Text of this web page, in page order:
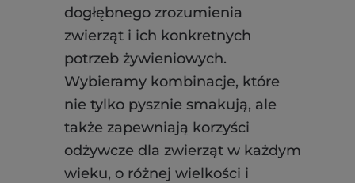
dogłębnego zrozumienia
zwierząt i ich konkretnych
potrzeb żywieniowych.
Wybieramy kombinacje, które
nie tylko pysznie smakują, ale
także zapewniają korzyści
odżywcze dla zwierząt w każdym
wieku, o różnej wielkości i